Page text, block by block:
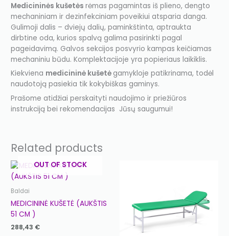
Medicininės kušetėsrėmas pagamintas iš plieno, dengto
mechaniniam ir dezinfekciniam poveikiui atsparia danga.
Gulimoji dalis – dviejų dalių, paminkštinta, aptraukta
dirbtine oda, kurios spalvą galima pasirinkti pagal
pageidavimą. Galvos sekcijos posvyrio kampas keičiamas
mechaniniu būdu. Komplektacijoje yra popieriaus laikiklis.
Kiekviena medicininė kušetė gamykloje patikrinama, todėl
naudotoją pasiekia tik kokybiškas gaminys.
Prašome atidžiai perskaityti naudojimo ir priežiūros
instrukciją bei rekomendacijas Jūsų saugumui!
Related products
OUT OF STOCK
Baldai
MEDICININĖ KUŠETĖ (AUKŠTIS
51 CM )
288,43 €